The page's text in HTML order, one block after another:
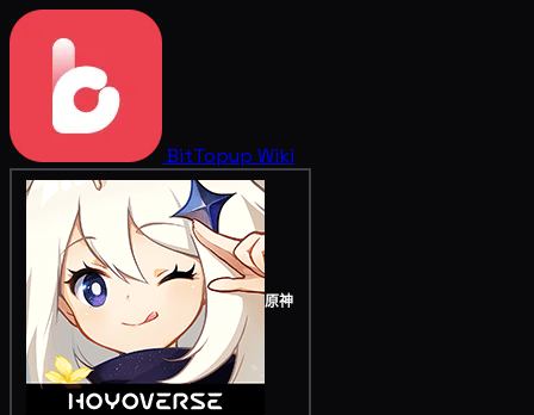
BitTopup Wiki
原神